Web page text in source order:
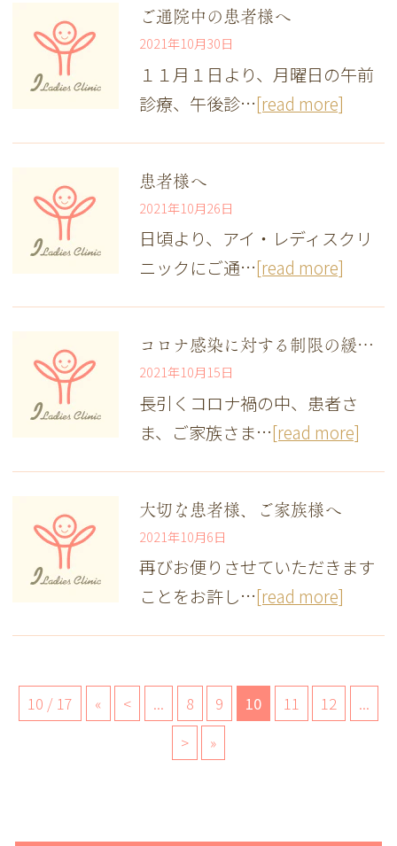
ご通院中の患者様へ
2021年10月30日
１１月１日より、月曜日の午前
診療、午後診…[read more]
患者様へ
2021年10月26日
日頃より、アイ・レディスクリ
ニックにご通…[read more]
コロナ感染に対する制限の緩和について
2021年10月15日
長引くコロナ禍の中、患者さ
ま、ご家族さま…[read more]
大切な患者様、ご家族様へ
2021年10月6日
再びお便りさせていただきます
ことをお許し…[read more]
10 / 17 « < ... 8 9 10 11 12
...
>
»